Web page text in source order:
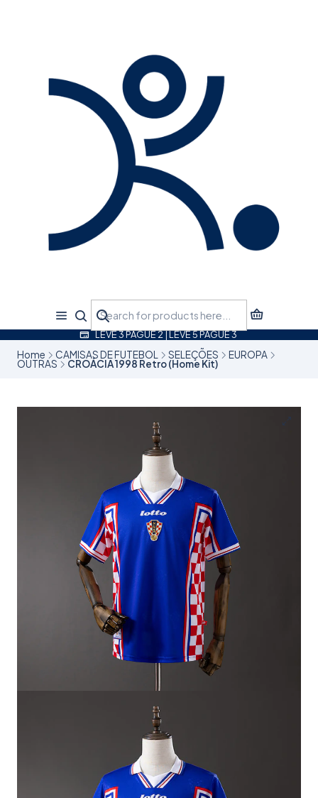
LEVE 3 PAGUE 2 | LEVE 5 PAGUE 3
Home CAMISAS DE FUTEBOL SELEÇÕES EUROPA
OUTRAS CROÁCIA 1998 Retro (Home Kit)